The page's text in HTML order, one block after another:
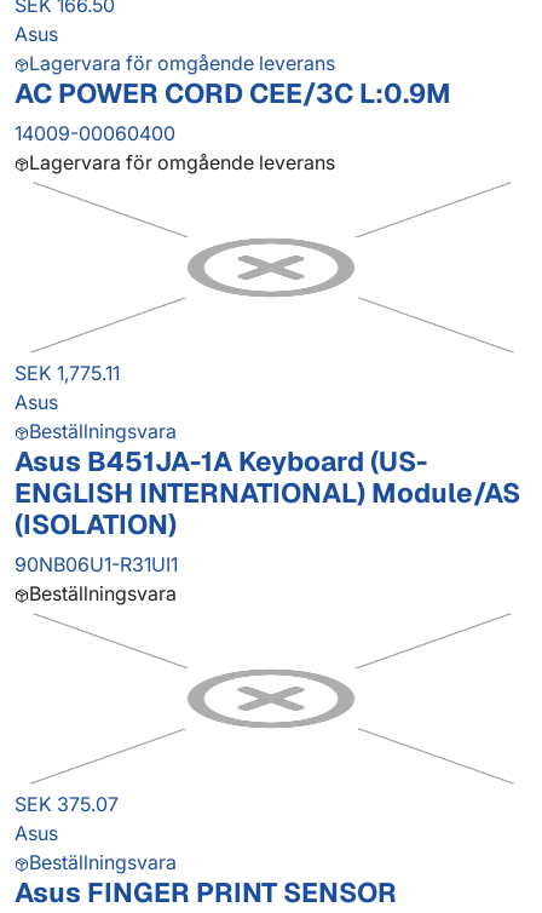
SEK 166.50
Asus
Lagervara för omgående leverans
AC POWER CORD CEE/3C L:0.9M
14009-00060400
Lagervara för omgående leverans
SEK 1,775.11
Asus
Beställningsvara
Asus B451JA-1A Keyboard (US-
ENGLISH INTERNATIONAL) Module/AS
(ISOLATION)
90NB06U1-R31UI1
Beställningsvara
SEK 375.07
Asus
Beställningsvara
Asus FINGER PRINT SENSOR